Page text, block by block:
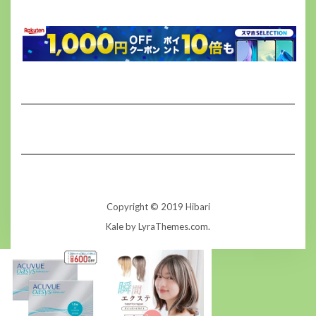
Copyright © 2019 Hibari
Kaleby LyraThemes.com.